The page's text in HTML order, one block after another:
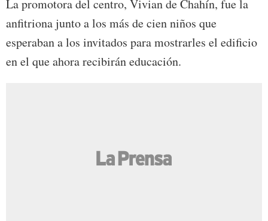
La promotora del centro, Vivian de Chahín, fue la
anfitriona junto a los más de cien niños que
esperaban a los invitados para mostrarles el edificio
en el que ahora recibirán educación.